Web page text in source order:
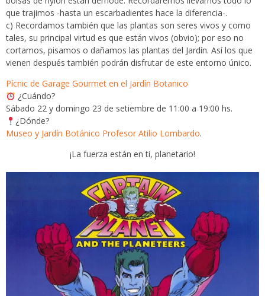
que trajimos -hasta un escarbadientes hace la diferencia-.
c) Recordamos también que las plantas son seres vivos y como
tales, su principal virtud es que están vivos (obvio); por eso no
cortamos, pisamos o dañamos las plantas del Jardín. Así los que
vienen después también podrán disfrutar de este entorno único.
Pícnic de Garage Gourmet en el Jardín Botanico
¿Cuándo?
Sábado 22 y domingo 23 de setiembre de 11:00 a 19:00 hs.
¿Dónde?
Museo y Jardín Botánico Profesor Atilio Lombardo.
¡La fuerza están en ti, planetario!